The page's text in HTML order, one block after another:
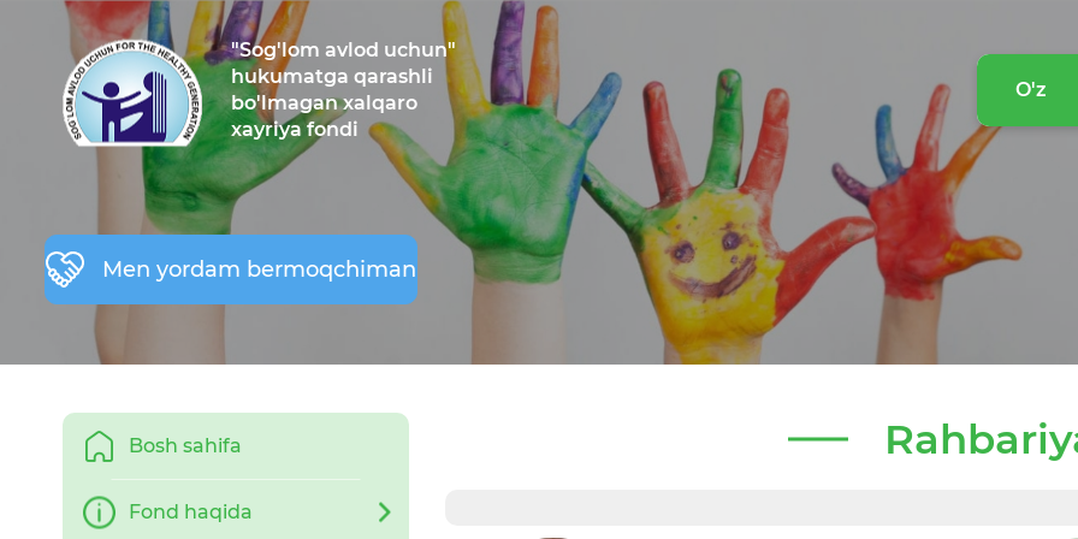
"Sog'lom avlod uchun"
hukumatga qarashli
bo'lmagan xalqaro
xayriya fondi
O'z
Men yordam bermoqchiman
Bosh sahifa
Fond haqida